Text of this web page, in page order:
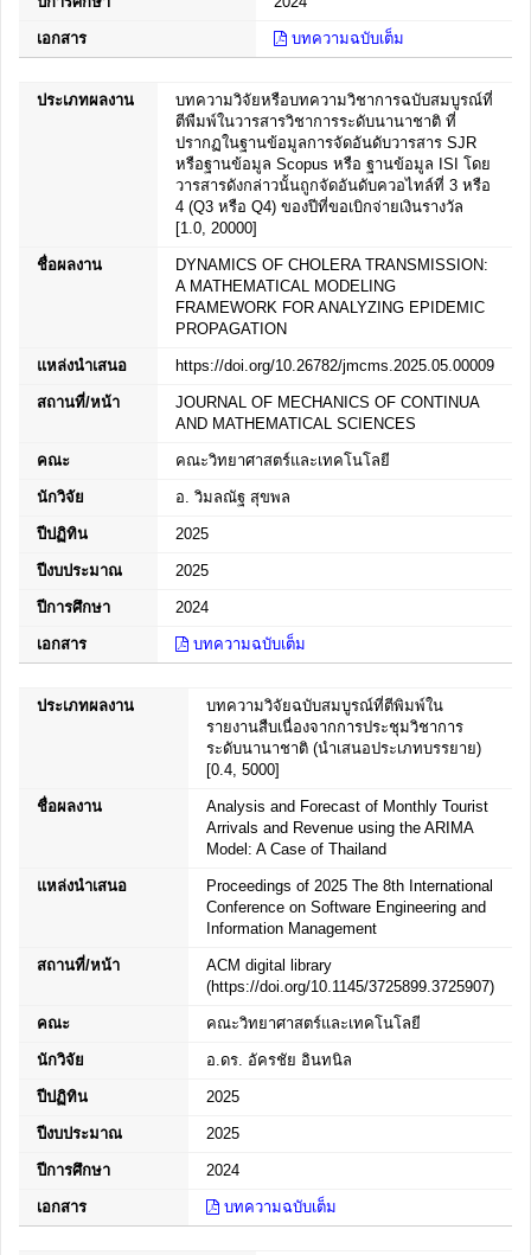
เอกสาร บทความฉบับเต็ม
ประเภทผลงาน
บทความวิจัยหรือบทความวิชาการฉบับสมบูรณ์ที่
ตีพืมพ์ในวารสารวิชาการระดับนานาชาติ ที่
ปรากฏในฐานข้อมูลการจัดอันดับวารสาร SJR
หรือฐานข้อมูล Scopus หรือ ฐานข้อมูล ISI โดย
วารสารดังกล่าวนั้นถูกจัดอันดับควอไทล์ที่ 3 หรือ
4 (Q3 หรือ Q4) ของปีที่ขอเบิกจ่ายเงินรางวัล
[1.0, 20000]
ชื่อผลงาน
DYNAMICS OF CHOLERA TRANSMISSION:
A MATHEMATICAL MODELING
FRAMEWORK FOR ANALYZING EPIDEMIC
PROPAGATION
แหล่งนำเสนอ https://doi.org/10.26782/jmcms.2025.05.00009
สถานที่/หน้า
JOURNAL OF MECHANICS OF CONTINUA
AND MATHEMATICAL SCIENCES
คณะ คณะวิทยาศาสตร์และเทคโนโลยี
นักวิจัย อ. วิมลณัฐ สุขพล
ปีปฏิทิน 2025
ปีงบประมาณ 2025
ปีการศึกษา 2024
เอกสาร บทความฉบับเต็ม
ประเภทผลงาน
บทความวิจัยฉบับสมบูรณ์ที่ตีพิมพ์ใน
รายงานสืบเนื่องจากการประชุมวิชาการ
ระดับนานาชาติ (นำเสนอประเภทบรรยาย)
[0.4, 5000]
ชื่อผลงาน
Analysis and Forecast of Monthly Tourist
Arrivals and Revenue using the ARIMA
Model: A Case of Thailand
แหล่งนำเสนอ
Proceedings of 2025 The 8th International
Conference on Software Engineering and
Information Management
สถานที่/หน้า
ACM digital library
(https://doi.org/10.1145/3725899.3725907)
คณะ คณะวิทยาศาสตร์และเทคโนโลยี
นักวิจัย อ.ดร. อัครชัย อินทนิล
ปีปฏิทิน 2025
ปีงบประมาณ 2025
ปีการศึกษา 2024
เอกสาร บทความฉบับเต็ม